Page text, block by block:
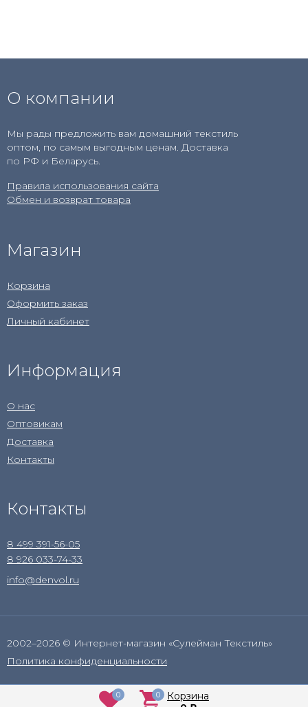
О компании
Мы рады предложить вам домашний текстиль
оптом, по самым выгодным ценам. Доставка
по РФ и Беларусь.
Правила использования сайта
Обмен и возврат товара
Магазин
Корзина
Оформить заказ
Личный кабинет
Информация
О нас
Оптовикам
Доставка
Контакты
Контакты
8 499 391-56-05
8 926 033-74-33
info@denvol.ru
2002–2026 © Интернет-магазин «Сулейман Текстиль»
Политика конфиденциальности
0 0 Корзина